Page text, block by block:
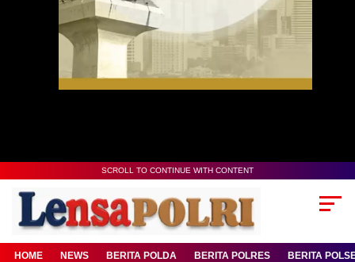
SCROLL TO CONTINUE WITH CONTENT
HOME NEWS BERITA POLDA BERITA POLRES BERITA